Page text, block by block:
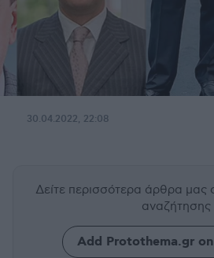
30.04.2022, 22:08
Δείτε περισσότερα άρθρα μας
αναζήτησης
Add Protothema.gr